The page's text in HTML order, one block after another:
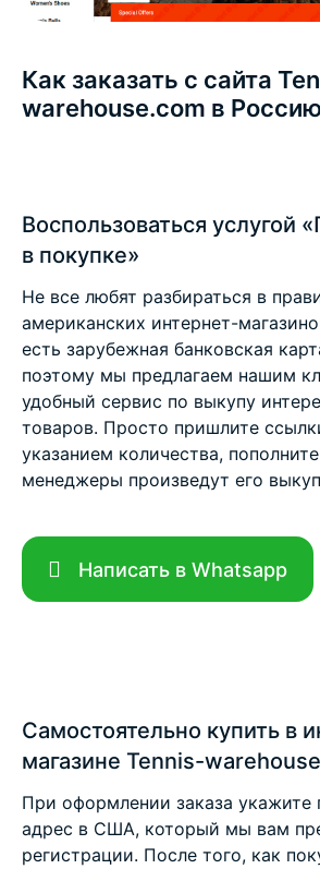
Как заказать с сайта
warehouse.com в
Воспользоваться услугой
в покупке»
Не все любят разбираться в
американских интернет-
есть зарубежная банковская
поэтому мы предлагаем нашим
удобный сервис по выкупу
товаров. Просто пришлите
указанием количества,
менеджеры произведут его
Написать в Whatsapp
Самостоятельно купить в
магазине Tennis-
При оформлении заказа укажите
адрес в США, который мы вам
регистрации. После того, как